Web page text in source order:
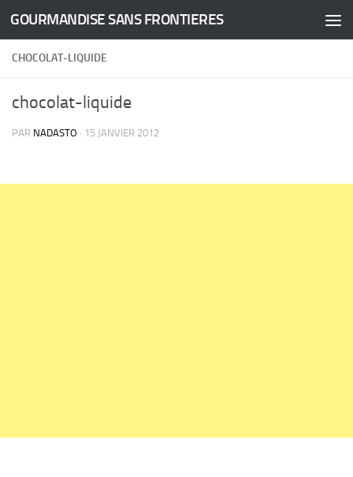
Skip to content
GOURMANDISE SANS FRONTIERES
CHOCOLAT-LIQUIDE
chocolat-liquide
PAR NADASTO · 15 JANVIER 2012